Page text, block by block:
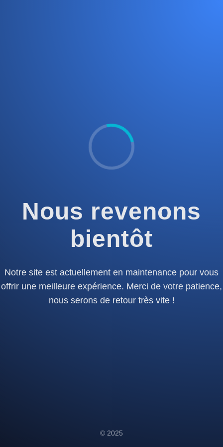
Nous revenons
bientôt
Notre site est actuellement en maintenance pour vous
offrir une meilleure expérience. Merci de votre patience,
nous serons de retour très vite !
© 2025